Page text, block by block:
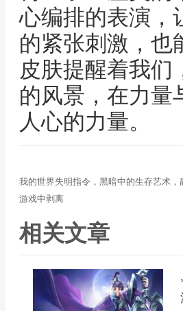
心编排的表演，
的紧张刺激，也
皮肤提醒着我们
的风景，在力量
人心的力量。
我的世界失明指令，黑暗中的生存艺术，
游戏中剥离
相关文章